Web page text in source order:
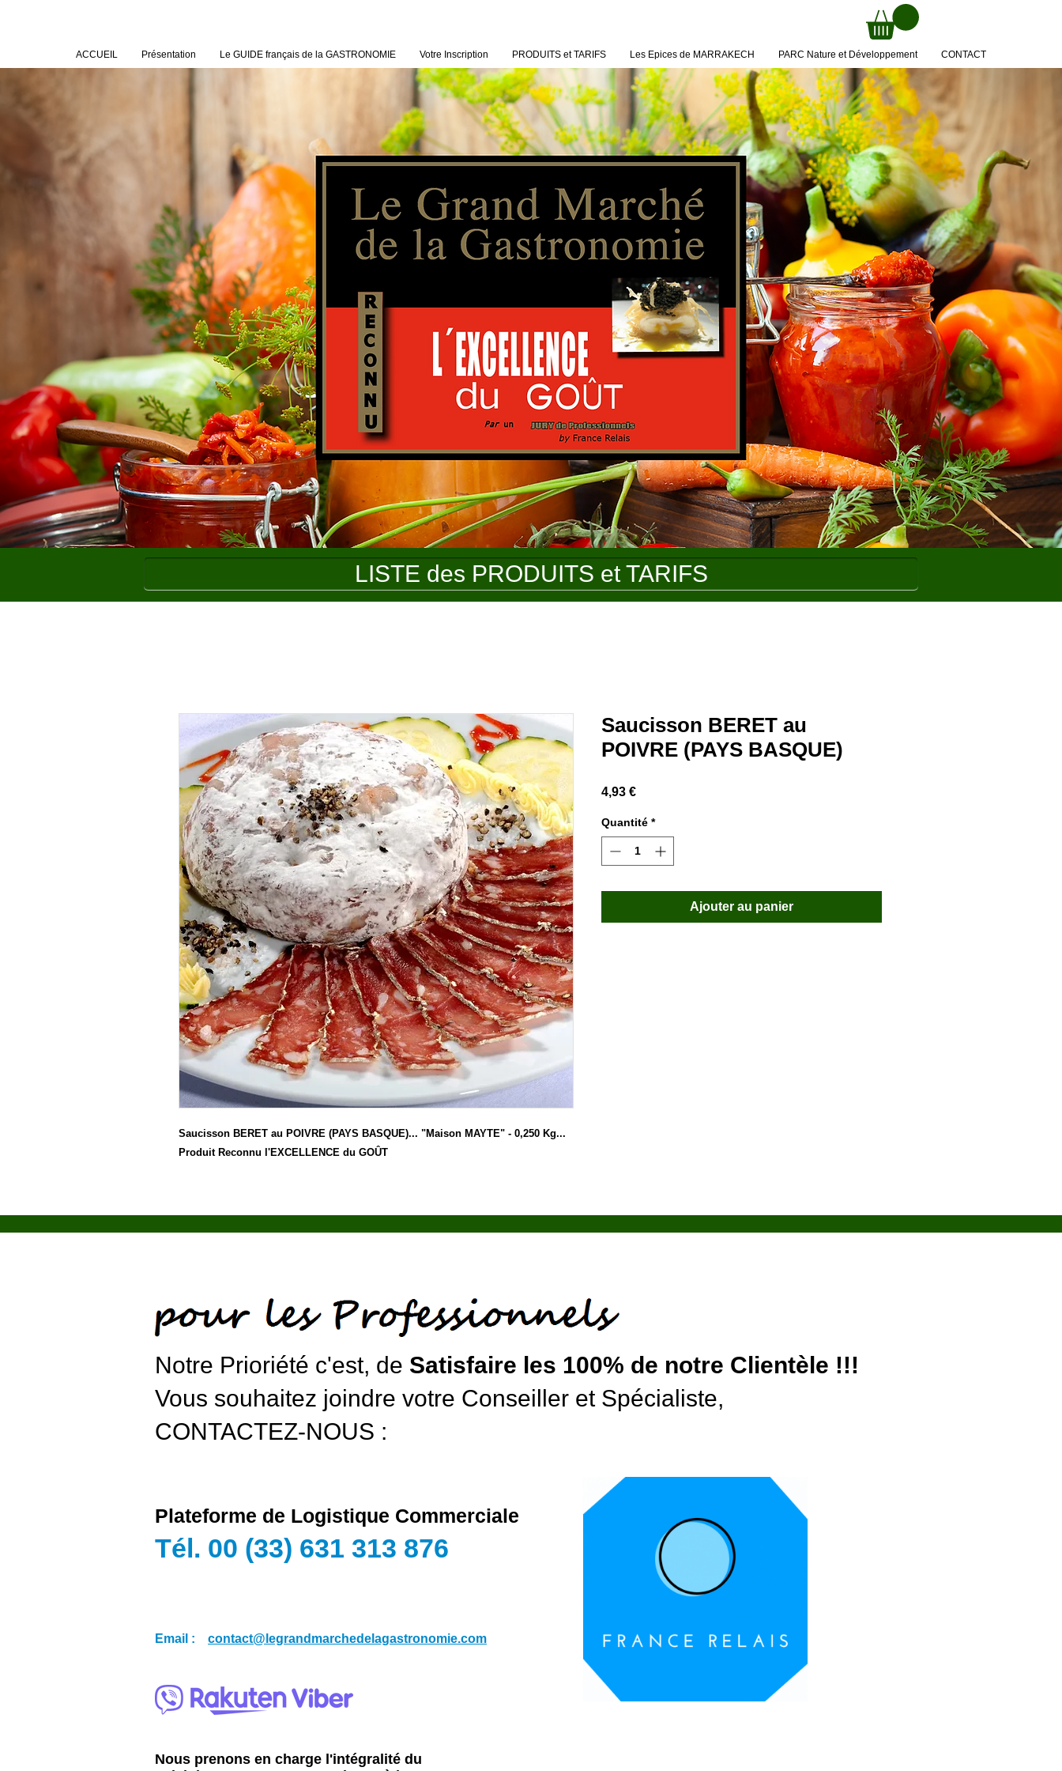
ACCUEIL Présentation Le GUIDE français de la GASTRONOMIE Votre Inscription PRODUITS et TARIFS Les Epices de MARRAKECH PARC Nature et Développement CONTACT
Saucisson BERET au POIVRE (PAYS BASQUE)... "Maison MAYTE" - 0,250 Kg...
Produit Reconnu l'EXCELLENCE du GOÛT
Saucisson BERET au
POIVRE (PAYS BASQUE)
4,93 €Prix
Quantité *
Ajouter au panier
LISTE des PRODUITS et TARIFS
Notre Prioriété c'est, de Satisfaire les 100% de notre Clientèle !!!
Vous souhaitez joindre votre Conseiller et Spécialiste,
CONTACTEZ-NOUS :
Plateforme de Logistique Commerciale
Tél. 00 (33) 631 313 876
Email : contact@legrandmarchedelagastronomie.com
Nous prenons en charge l'intégralité du